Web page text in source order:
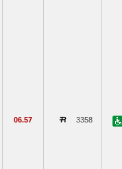
06.57 3358